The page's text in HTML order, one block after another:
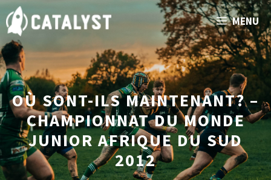
Aller
au
contenu
MENU
OÙ SONT-ILS MAINTENANT? –
CHAMPIONNAT DU MONDE
JUNIOR AFRIQUE DU SUD
2012